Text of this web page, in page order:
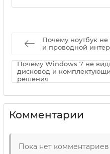
Почему ноутбук
и проводной
Почему Windows 7 не
дисковод и
решения
Комментарии
Пока нет комментариев